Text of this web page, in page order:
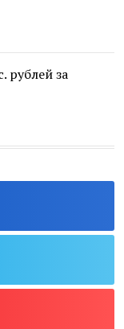
рублей за